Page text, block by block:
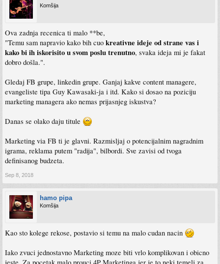
Komšija
Ova zadnja recenica ti malo **be,
"Temu sam napravio kako bih cuo kreativne ideje od strane vas i
kako bi ih iskorisito u svom poslu trenutno, svaka ideja mi je fakat
dobro došla.".
Gledaj FB grupe, linkedin grupe. Ganjaj kakve content managere,
evangeliste tipa Guy Kawasaki-ja i itd. Kako si dosao na poziciju
marketing managera ako nemas prijasnjeg iskustva?
Danas se olako daju titule
Marketing via FB ti je glavni. Razmisljaj o potencijalnim nagradnim
igrama, reklama putem "radija", bilbordi. Sve zavisi od tvoga
definisanog budzeta.
Sep 8, 2018
hamo pipa
Komšija
Kao sto kolege rekose, postavio si temu na malo cudan nacin
Iako zvuci jednostavno Marketing moze biti vrlo komplikovan i obicno